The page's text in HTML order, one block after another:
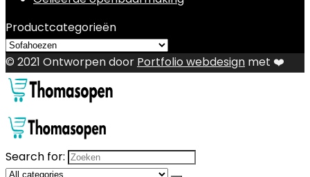
Productcategorieën
© 2021 Ontworpen door Portfolio webdesign met ❤️
Search for: